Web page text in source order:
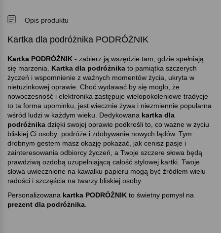
Opis produktu
Kartka dla podróżnika PODRÓŻNIK
Kartka PODRÓŻNIK - zabierz ją wszędzie tam, gdzie spełniają
się marzenia. Kartka dla podróżnika to pamiątka szczerych
życzeń i wspomnienie z ważnych momentów życia, ukryta w
nietuzinkowej oprawie. Choć wydawać by się mogło, że
nowoczesność i elektronika zastępuje wielopokoleniowe tradycje
to ta forma upominku, jest wiecznie żywa i niezmiennie popularna
wśród ludzi w każdym wieku. Dedykowana kartka dla
podróżnika dzięki swojej oprawie podkreśli to, co ważne w życiu
bliskiej Ci osoby: podróże i zdobywanie nowych lądów. Tym
drobnym gestem masz okazję pokazać, jak cenisz pasje i
zainteresowania odbiorcy życzeń, a Twoje szczere słowa będą
prawdziwą ozdobą uzupełniającą całość stylowej kartki. Twoje
słowa uwiecznione na kawałku papieru mogą być źródłem wielu
radości i szczęścia na twarzy bliskiej osoby.
Personalizowana kartka PODRÓŻNIK to świetny pomysł na
prezent dla podróżnika